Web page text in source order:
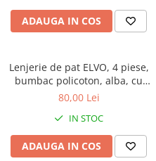
ADAUGA IN COS
Lenjerie de pat ELVO, 4 piese,
bumbac policoton, alba, cu
flori roz
80,00 Lei
IN STOC
ADAUGA IN COS